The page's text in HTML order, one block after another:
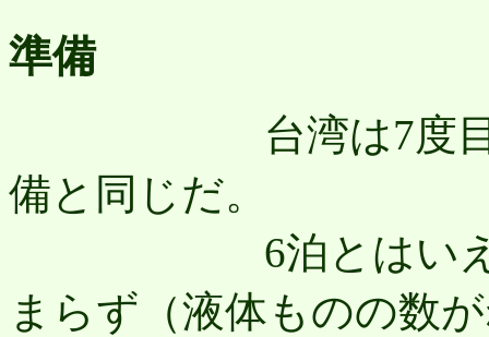
準備
台湾は7度目なの
備と同じだ。
6泊とはいえリュ
まらず（液体ものの数